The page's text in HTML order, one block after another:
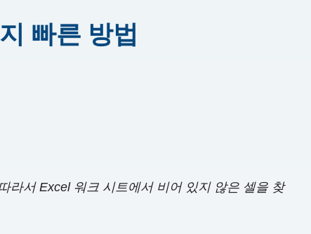
빠른 방법
라서 Excel 워크 시트에서 비어 있지 않은 셀을 찾